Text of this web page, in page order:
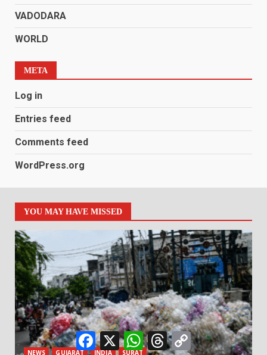
VADODARA
WORLD
META
Log in
Entries feed
Comments feed
WordPress.org
YOU MAY HAVE MISSED
NEWS GUJARAT INDIA SURAT
Facebook
X WhatsApp
Threads
Copy
Link